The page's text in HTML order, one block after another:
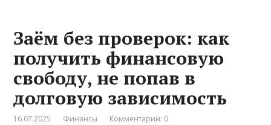
Заём без проверок: как
получить финансовую
свободу, не попав в
долговую зависимость
16.07.2025 Финансы Комментарии: 0